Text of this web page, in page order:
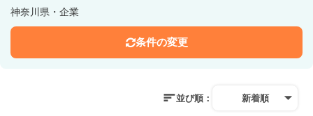
神奈川県・企業
条件の変更
並び順： 新着順